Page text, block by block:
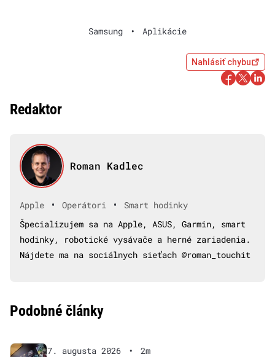
Samsung • Aplikácie
Nahlásiť chybu
Redaktor
Roman Kadlec
Apple • Operátori •
Smart hodinky
Špecializujem sa na Apple, ASUS, Garmin, smart
hodinky, robotické vysávače a herné zariadenia.
Nájdete ma na sociálnych sieťach @roman_touchit
Podobné články
7. augusta 2026 •
2m